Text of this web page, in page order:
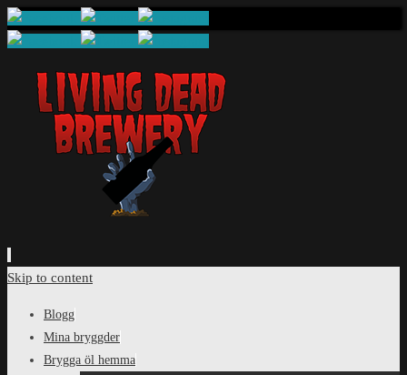
Skip to content
Blogg
Mina bryggder
Brygga öl hemma